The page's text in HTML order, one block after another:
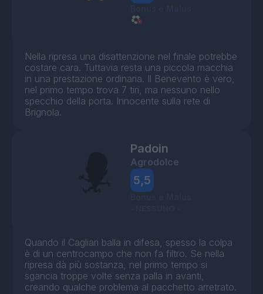
Nella ripresa una disattenzione nel finale potrebbe
costare cara. Tuttavia resta una piccola macchia
in una prestazione ordinaria. Il Benevento è vero,
nel primo tempo trova 7 tiri, ma nessuno nello
specchio della porta. Innocente sulla rete di
Brignola.
Padoin
Agrodolce
5,5
Quando il Cagliari balla in difesa, spesso la colpa
è di un centrocampo che non fa filtro. Se nella
ripresa dà più sostanza, nel primo tempo si
sgancia troppe volte senza palla in avanti,
creando qualche problema al pacchetto arretrato.